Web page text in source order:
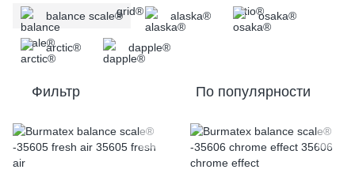
balance scale® alaska® osaka®
arctic® dapple®
Фильтр По популярности